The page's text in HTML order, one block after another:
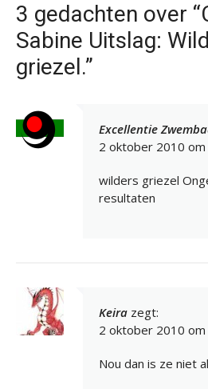
3 gedachten over
Sabine Uitslag:
griezel.”
Excellentie
2 oktober 2010 om
wilders griezel
resultaten
Keira zegt:
2 oktober 2010 om
Nou dan is ze niet